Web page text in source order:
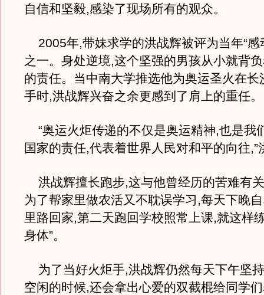
自信和坚毅,感染了现场所有的观众。
2005年,带妹求学的洪战辉被评为当年“感
之一。身处逆境,这个坚强的男孩从小就背
的责任。当中南大学推选他为奥运圣火在长
手时,洪战辉兴奋之余更感到了肩上的重任。
“奥运火炬传递的不仅是奥运精神,也是我
国家的责任,代表着世界人民对和平的向往,”
洪战辉擅长跑步,这与他曾经历的苦难有
为了帮家里做农活又不耽误学习,每天下晚
里路回家,第二天跑回学校照常上课,就这样
身体”。
为了当好火炬手,洪战辉仍然每天下午坚
空闲的时候,还会拿出心爱的双截棍给同学